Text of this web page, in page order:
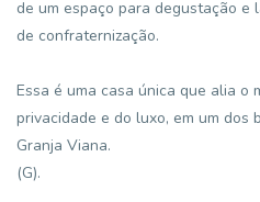
de um espaço para degustação e
de confraternização.
Essa é uma casa única que alia o
privacidade e do luxo, em um dos
Granja Viana.
(G).